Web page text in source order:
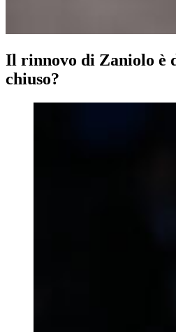
Il rinnovo di Zaniolo è
chiuso?